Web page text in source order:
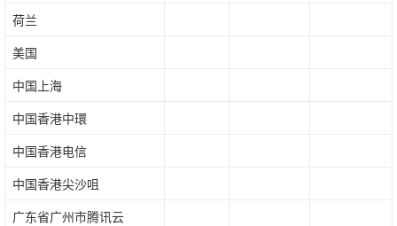
荷兰
美国
中国上海
中国香港中環
中国香港电信
中国香港尖沙咀
广东省广州市腾讯云